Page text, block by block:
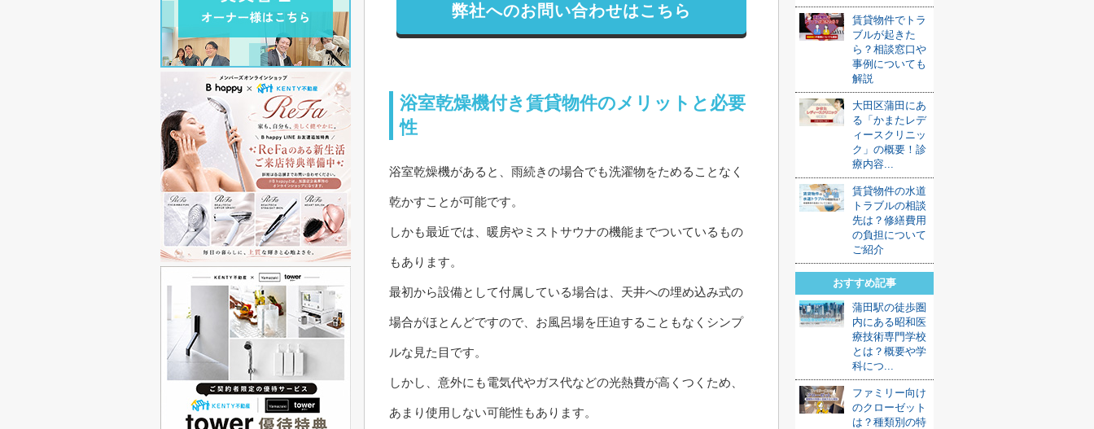
弊社へのお問い合わせはこちら
浴室乾燥機付き賃貸物件のメリットと必要
性
浴室乾燥機があると、雨続きの場合でも洗濯物をためることなく
乾かすことが可能です。
しかも最近では、暖房やミストサウナの機能までついているもの
もあります。
最初から設備として付属している場合は、天井への埋め込み式の
場合がほとんどですので、お風呂場を圧迫することもなくシンプ
ルな見た目です。
しかし、意外にも電気代やガス代などの光熱費が高くつくため、
あまり使用しない可能性もあります。
賃貸物件でトラ
ブルが起きた
ら？相談窓口や
事例についても
解説
大田区蒲田にあ
る「かまたレデ
ィースクリニッ
ク」の概要！診
療内容...
賃貸物件の水道
トラブルの相談
先は？修繕費用
の負担について
ご紹介
おすすめ記事
蒲田駅の徒歩圏
内にある昭和医
療技術専門学校
とは？概要や学
科につ...
ファミリー向け
のクローゼット
は？種類別の特